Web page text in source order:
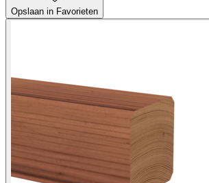
Opslaan in Favorieten